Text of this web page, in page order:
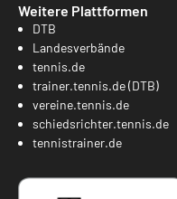
Weitere Plattformen
DTB
Landesverbände
tennis.de
trainer.tennis.de (DTB)
vereine.tennis.de
schiedsrichter.tennis.de
tennistrainer.de